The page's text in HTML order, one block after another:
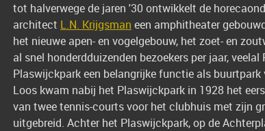
tot halverwege de jaren '30 ontwikkelt de
architect L.N. Krijgsman een amphitheater
het nieuwe apen- en vogelgebouw, het zoet- en
al snel honderdduizenden bezoekers per jaar,
Plaswijckpark een belangrijke functie als buurtpark
Loos kwam nabij het Plaswijckpark in 1928 het
van twee tennis-courts voor het clubhuis met zijn
uitgebreid. Achter het Plaswijckpark, op de